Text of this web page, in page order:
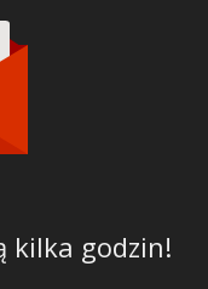
kilka godzin!